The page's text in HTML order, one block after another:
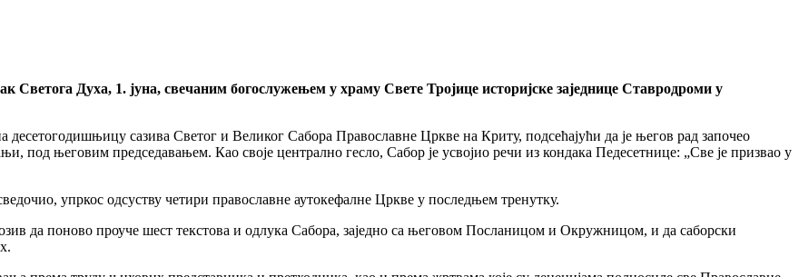
Светога Духа, 1. јуна, свечаним богослужењем у храму Свете Тројице историјске заједнице Ставродроми у
десетогодишњицу сазива Светог и Великог Сабора Православне Цркве на Криту, подсећајући да је његов рад започео
под његовим председавањем. Као своје централно гесло, Сабор је усвојио речи из кондака Педесетнице: „Све је призвао у
упркос одсуству четири православне аутокефалне Цркве у последњем тренутку.
да поново проуче шест текстова и одлука Сабора, заједно са његовом Посланицом и Окружницом, и да саборски